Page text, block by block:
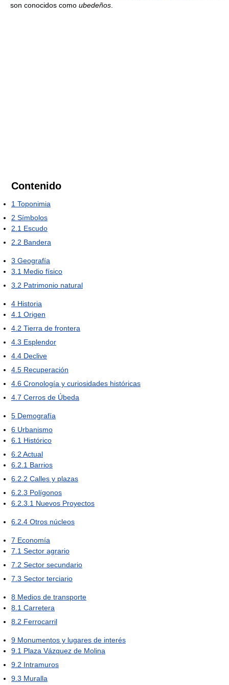
son conocidos como ubedeños
Contenido
1 Toponimia
2 Símbolos
2.1 Escudo
2.2 Bandera
3 Geografía
3.1 Medio físico
3.2 Patrimonio natural
4 Historia
4.1 Origen
4.2 Tierra de frontera
4.3 Esplendor
4.4 Declive
4.5 Recuperación
4.6 Cronología y curiosidades históricas
4.7 Cerros de Úbeda
5 Demografía
6 Urbanismo
6.1 Histórico
6.2 Actual
6.2.1 Barrios
6.2.2 Calles y plazas
6.2.3 Polígonos
6.2.3.1 Nuevos Proyectos
6.2.4 Otros núcleos
7 Economía
7.1 Sector agrario
7.2 Sector secundario
7.3 Sector terciario
8 Medios de transporte
8.1 Carretera
8.2 Ferrocarril
9 Monumentos y lugares de interés
9.1 Plaza Vázquez de Molina
9.2 Intramuros
9.3 Muralla